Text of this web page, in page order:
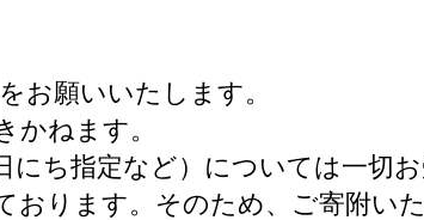
お願いいたします。
ねます。
ち指定など）については一切お
ります。そのため、ご寄附い